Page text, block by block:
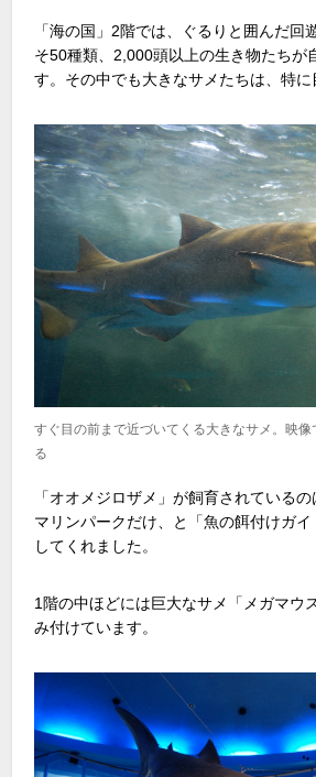
「海の国」2階では、ぐるりと囲んだ回
そ50種類、2,000頭以上の生き物たちが
す。その中でも大きなサメたちは、特に
すぐ目の前まで近づいてくる大きなサメ。映
る
「オオメジロザメ」が飼育されている
マリンパークだけ、と「魚の餌付けガ
してくれました。
1階の中ほどには巨大なサメ「メガマウ
み付けています。